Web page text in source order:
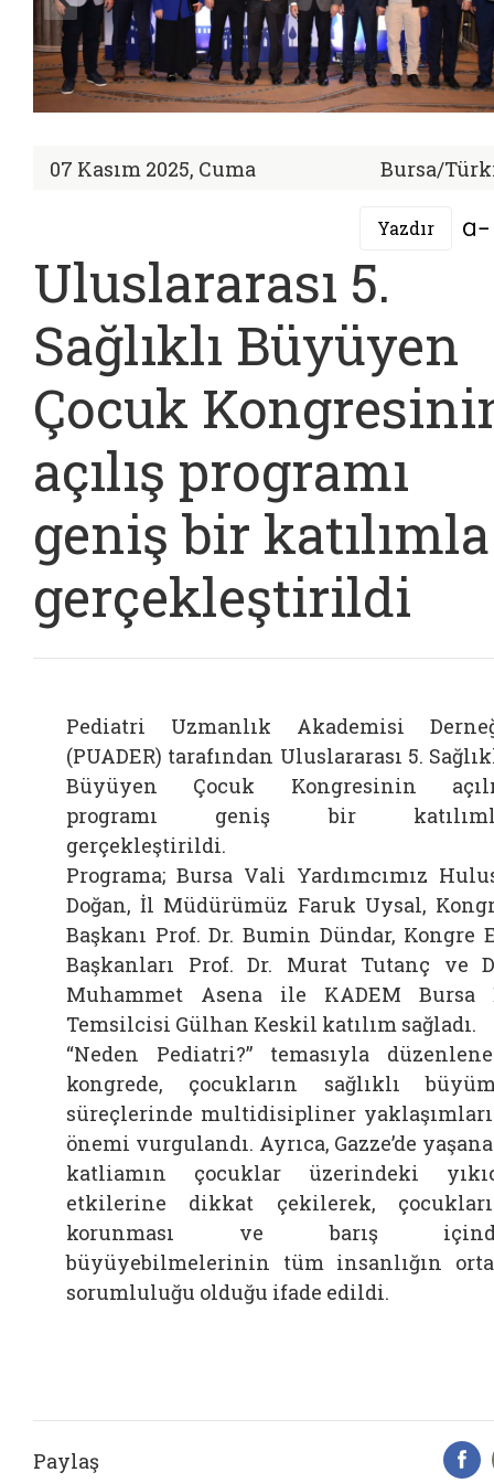
07 Kasım 2025, Cuma Bursa/
Yazdır
Uluslararası 5.
Sağlıklı Büyüyen
Çocuk
açılış programı
geniş bir katılımla
gerçekleştirildi
Pediatri Uzmanlık Akademisi
(PUADER) tarafından Uluslararası 5.
Büyüyen Çocuk Kongresinin
programı geniş bir
gerçekleştirildi.
Bağlantıyı aç
Programa; Bursa Vali Yardımcımız
Doğan, İl Müdürümüz Faruk Uysal,
Başkanı Prof. Dr. Bumin Dündar, Kongre
Başkanları Prof. Dr. Murat Tutanç ve
Muhammet Asena ile KADEM Bursa
Temsilcisi Gülhan Keskil katılım sağladı.
“Neden Pediatri?” temasıyla
kongrede, çocukların sağlıklı
süreçlerinde multidisipliner
önemi vurgulandı. Ayrıca, Gazze’de
katliamın çocuklar üzerindeki
etkilerine dikkat çekilerek,
korunması ve barış
büyüyebilmelerinin tüm insanlığın
sorumluluğu olduğu ifade edildi.
Paylaş